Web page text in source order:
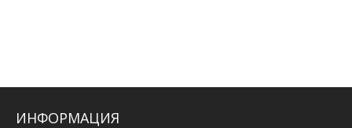
ИНФОРМАЦИЯ